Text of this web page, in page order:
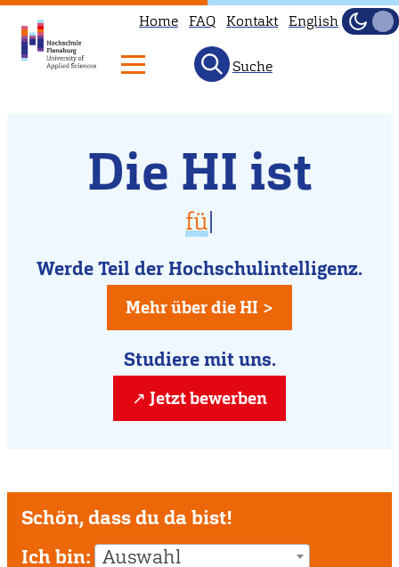
Home FAQ Kontakt English
Hell
Suche
Flensburg
Die HI ist
kreativ
für D
Werde Teil der Hochschulintelligenz.
Mehr über die HI >
Studiere mit uns.
Jetzt bewerben
Schön, dass du da bist!
Ich bin: Auswahl